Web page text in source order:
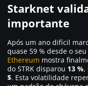
Starknet
importante
Após um ano difícil
quase 59 % desde o seu
Ethereum mostra
do STRK disparou 13 %,
$. Esta volatilidade